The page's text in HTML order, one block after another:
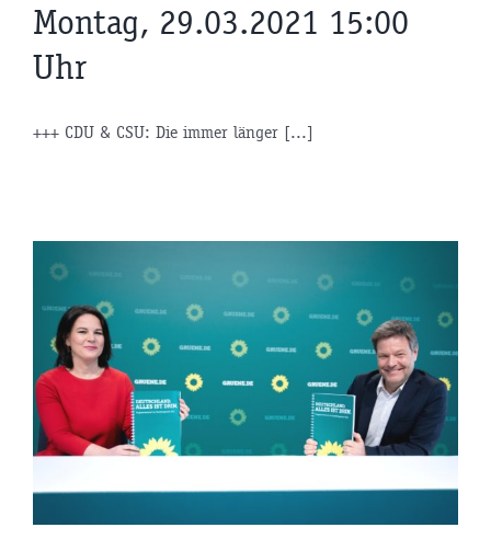
Montag, 29.03.2021 15:00
Uhr
+++ CDU & CSU: Die immer länger [...]